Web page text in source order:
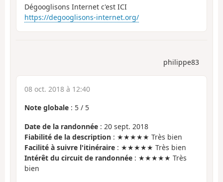
Dégooglisons Internet c'est ICI
https://degooglisons-internet.org/
philippe83
08 oct. 2018 à 12:40
Note globale : 5 / 5
Date de la randonnée : 20 sept. 2018
Fiabilité de la description : ★★★★★ Très bien
Facilité à suivre l'itinéraire : ★★★★★ Très bien
Intérêt du circuit de randonnée : ★★★★★ Très
bien